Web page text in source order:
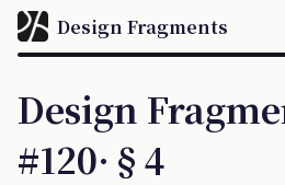
Design Fragments
Design
#120·§4